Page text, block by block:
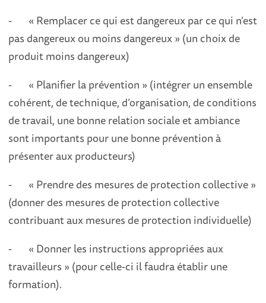
- « Remplacer ce qui est dangereux par ce qui n’est
pas dangereux ou moins dangereux » (un choix de
produit moins dangereux)
- « Planifier la prévention » (intégrer un ensemble
cohérent, de technique, d’organisation, de conditions
de travail, une bonne relation sociale et ambiance
sont importants pour une bonne prévention à
présenter aux producteurs)
- « Prendre des mesures de protection collective »
(donner des mesures de protection collective
contribuant aux mesures de protection individuelle)
- « Donner les instructions appropriées aux
travailleurs » (pour celle-ci il faudra établir une
formation).